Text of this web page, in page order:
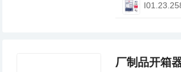
厂制品开箱